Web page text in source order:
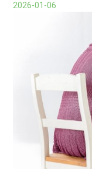
2026-01-06